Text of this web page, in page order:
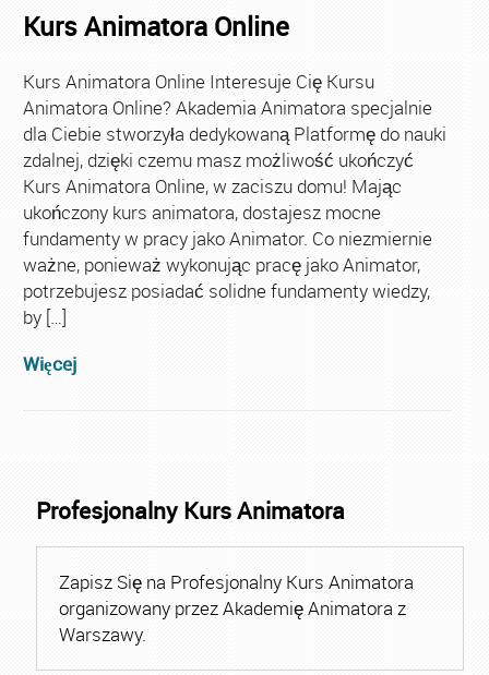
Kurs Animatora Online
Kurs Animatora Online Interesuje Cię Kursu
Animatora Online? Akademia Animatora specjalnie
dla Ciebie stworzyła dedykowaną Platformę do nauki
zdalnej, dzięki czemu masz możliwość ukończyć
Kurs Animatora Online, w zaciszu domu! Mając
ukończony kurs animatora, dostajesz mocne
fundamenty w pracy jako Animator. Co niezmiernie
ważne, ponieważ wykonując pracę jako Animator,
potrzebujesz posiadać solidne fundamenty wiedzy,
by […]
Więcej
Profesjonalny Kurs Animatora
Zapisz Się na Profesjonalny Kurs Animatora
organizowany przez Akademię Animatora z
Warszawy.